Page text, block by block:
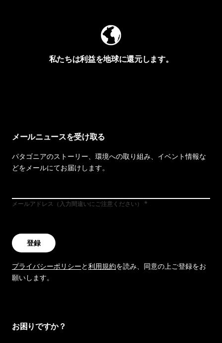
私たちは利益を地球に還元します。
メールニュースを受け取る
パタゴニアのストーリー、環境への取り組み、イベント情報な
どをメールにてお届けします。
メールアドレス（入力間違いにご注意ください）
登録
プライバシーポリシーと利用規約を読み、同意の上ご登録をお
願いします。
お困りですか？